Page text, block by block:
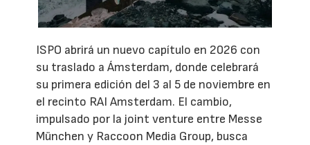
ISPO abrirá un nuevo capítulo en 2026 con
su traslado a Ámsterdam, donde celebrará
su primera edición del 3 al 5 de noviembre en
el recinto RAI Amsterdam. El cambio,
impulsado por la joint venture entre Messe
München y Raccoon Media Group, busca